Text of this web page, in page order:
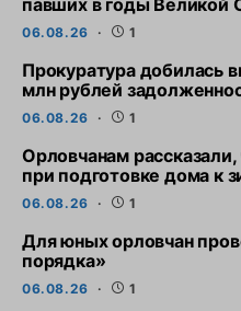
павших в годы Великой
06.08.26 1
Прокуратура добилась
млн рублей
06.08.26 1
Орловчанам
при подготовке дома к
06.08.26 1
Для юных орловчан
порядка»
06.08.26 1